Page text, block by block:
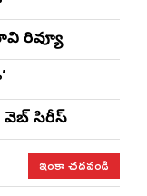
రివ్యూ
వెబ్ సిరీస్
ఇంకా చదవండి